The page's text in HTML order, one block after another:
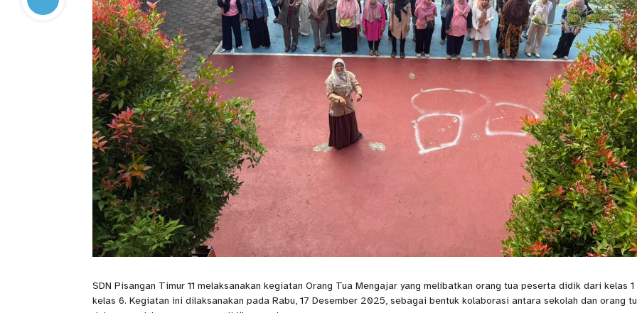
SDN Pisangan Timur 11 melaksanakan kegiatan Orang Tua Mengajar yang melibatkan orang tua peserta didik dari kelas 1
kelas 6. Kegiatan ini dilaksanakan pada Rabu, 17 Desember 2025, sebagai bentuk kolaborasi antara sekolah dan orang